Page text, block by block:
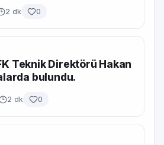
2 dk 0
Teknik Direktörü Hakan
bulundu.
2 dk 0